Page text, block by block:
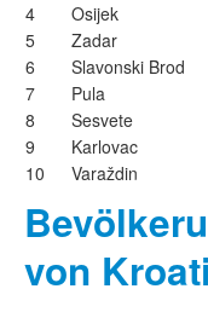
4
Osijek
5
Zadar
6
Slavonski Brod
7
Pula
8
Sesvete
9
Karlovac
10
Varaždin
von